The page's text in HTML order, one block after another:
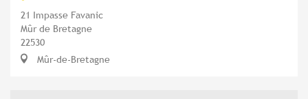
21 Impasse Favanic
Mûr de Bretagne
22530
Mûr-de-Bretagne